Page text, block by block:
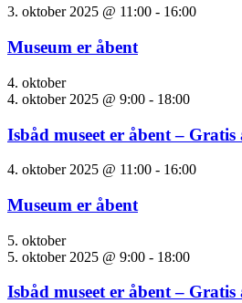
3. oktober 2025 @ 11:00 - 16:00
Museum er åbent
4. oktober
4. oktober 2025 @ 9:00 - 18:00
Isbåd museet er åbent – Gratis
4. oktober 2025 @ 11:00 - 16:00
Museum er åbent
5. oktober
5. oktober 2025 @ 9:00 - 18:00
Isbåd museet er åbent – Gratis